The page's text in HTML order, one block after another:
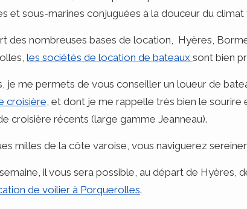
et sous-marines conjuguées à la douceur du
des nombreuses bases de location, Hyères,
les sociétés de location de bateaux sont bien
je me permets de vous conseiller un loueur de
croisière, et dont je me rappelle très bien le
croisière récents (large gamme Jeanneau).
milles de la côte varoise, vous naviguerez
il vous sera possible, au départ de
de voilier à Porquerolles.